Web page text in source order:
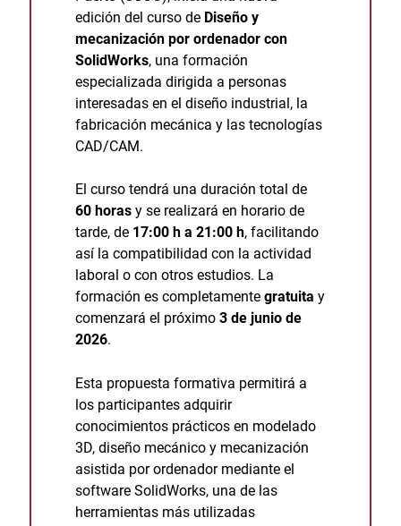
edición del curso de Diseño y
mecanización por ordenador con
SolidWorks, una formación
especializada dirigida a personas
interesadas en el diseño industrial, la
fabricación mecánica y las tecnologías
CAD/CAM.
El curso tendrá una duración total de
60 horasy se realizará en horario de
tarde, de 17:00 h a 21:00 h, facilitando
así la compatibilidad con la actividad
laboral o con otros estudios. La
formación es completamente gratuita y
comenzará el próximo 3 de junio de
2026.
Esta propuesta formativa permitirá a
los participantes adquirir
conocimientos prácticos en modelado
3D, diseño mecánico y mecanización
asistida por ordenador mediante el
software SolidWorks, una de las
herramientas más utilizadas